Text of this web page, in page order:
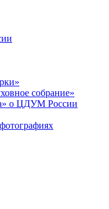
собрание»
о ЦДУМ России